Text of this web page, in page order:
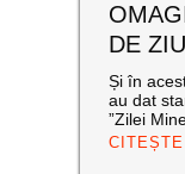
DE
Și în
au dat
”Zilei